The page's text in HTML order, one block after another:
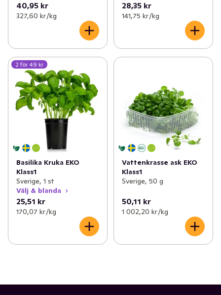
40,95 kr
327,60 kr /kg
28,35 kr
141,75 kr /kg
2 för 49 kr
Basilika Kruka EKO
Klass1
Sverige, 1 st
Välj & blanda
25,51 kr
170,07 kr /kg
Vattenkrasse ask EKO
Klass1
Sverige, 50 g
50,11 kr
1 002,20 kr /kg